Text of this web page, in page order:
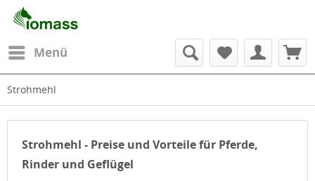
Menü
Strohmehl
Strohmehl - Preise und Vorteile für Pferde,
Rinder und Geflügel